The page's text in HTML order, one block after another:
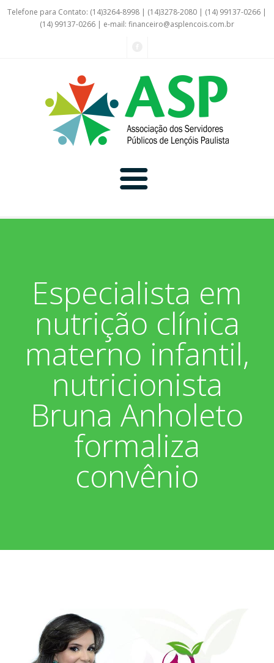
Telefone para Contato: (14)3264-8998 | (14)3278-2080 | (14) 99137-0266 |
(14) 99137-0266 | e-mail: financeiro@asplencois.com.br
Convênio Online
Fotos
Notícias
Vídeos
Associados
Aniversariantes
Boletim Informativo
Extrato do Cartão ASP
Nossos Convênios
Sobre
Diretoria
Nossa História
Especialista em
nutrição clínica
materno infantil,
nutricionista
Bruna Anholeto
formaliza
convênio